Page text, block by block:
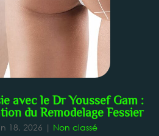
avec le Dr Youssef Gam :
du Remodelage Fessier
18, 2026 | Non classé